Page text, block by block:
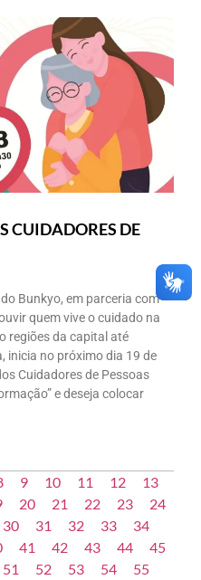
CUIDADORES DE
Bunkyo, em parceria com
quem vive o cuidado na
regiões da capital até
inicia no próximo dia 19 de
Cuidadores de Pessoas
e deseja colocar
9 10 11 12
13
20 21 22 23
24
30 31 32 33
34
41 42 43 44
45
51 52 53 54
55